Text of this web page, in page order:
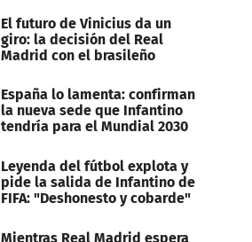
El futuro de Vinicius da un
giro: la decisión del Real
Madrid con el brasileño
España lo lamenta: confirman
la nueva sede que Infantino
tendría para el Mundial 2030
Leyenda del fútbol explota y
pide la salida de Infantino de
FIFA: "Deshonesto y cobarde"
Mientras Real Madrid espera